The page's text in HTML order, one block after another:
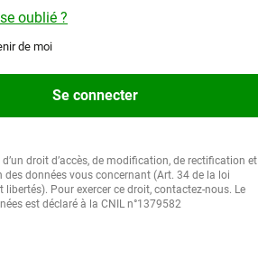
oublié ?
de moi
Se connecter
droit d’accès, de modification, de rectification et
des données vous concernant (Art. 34 de la loi
libertés). Pour exercer ce droit, contactez-nous. Le
est déclaré à la CNIL n°1379582